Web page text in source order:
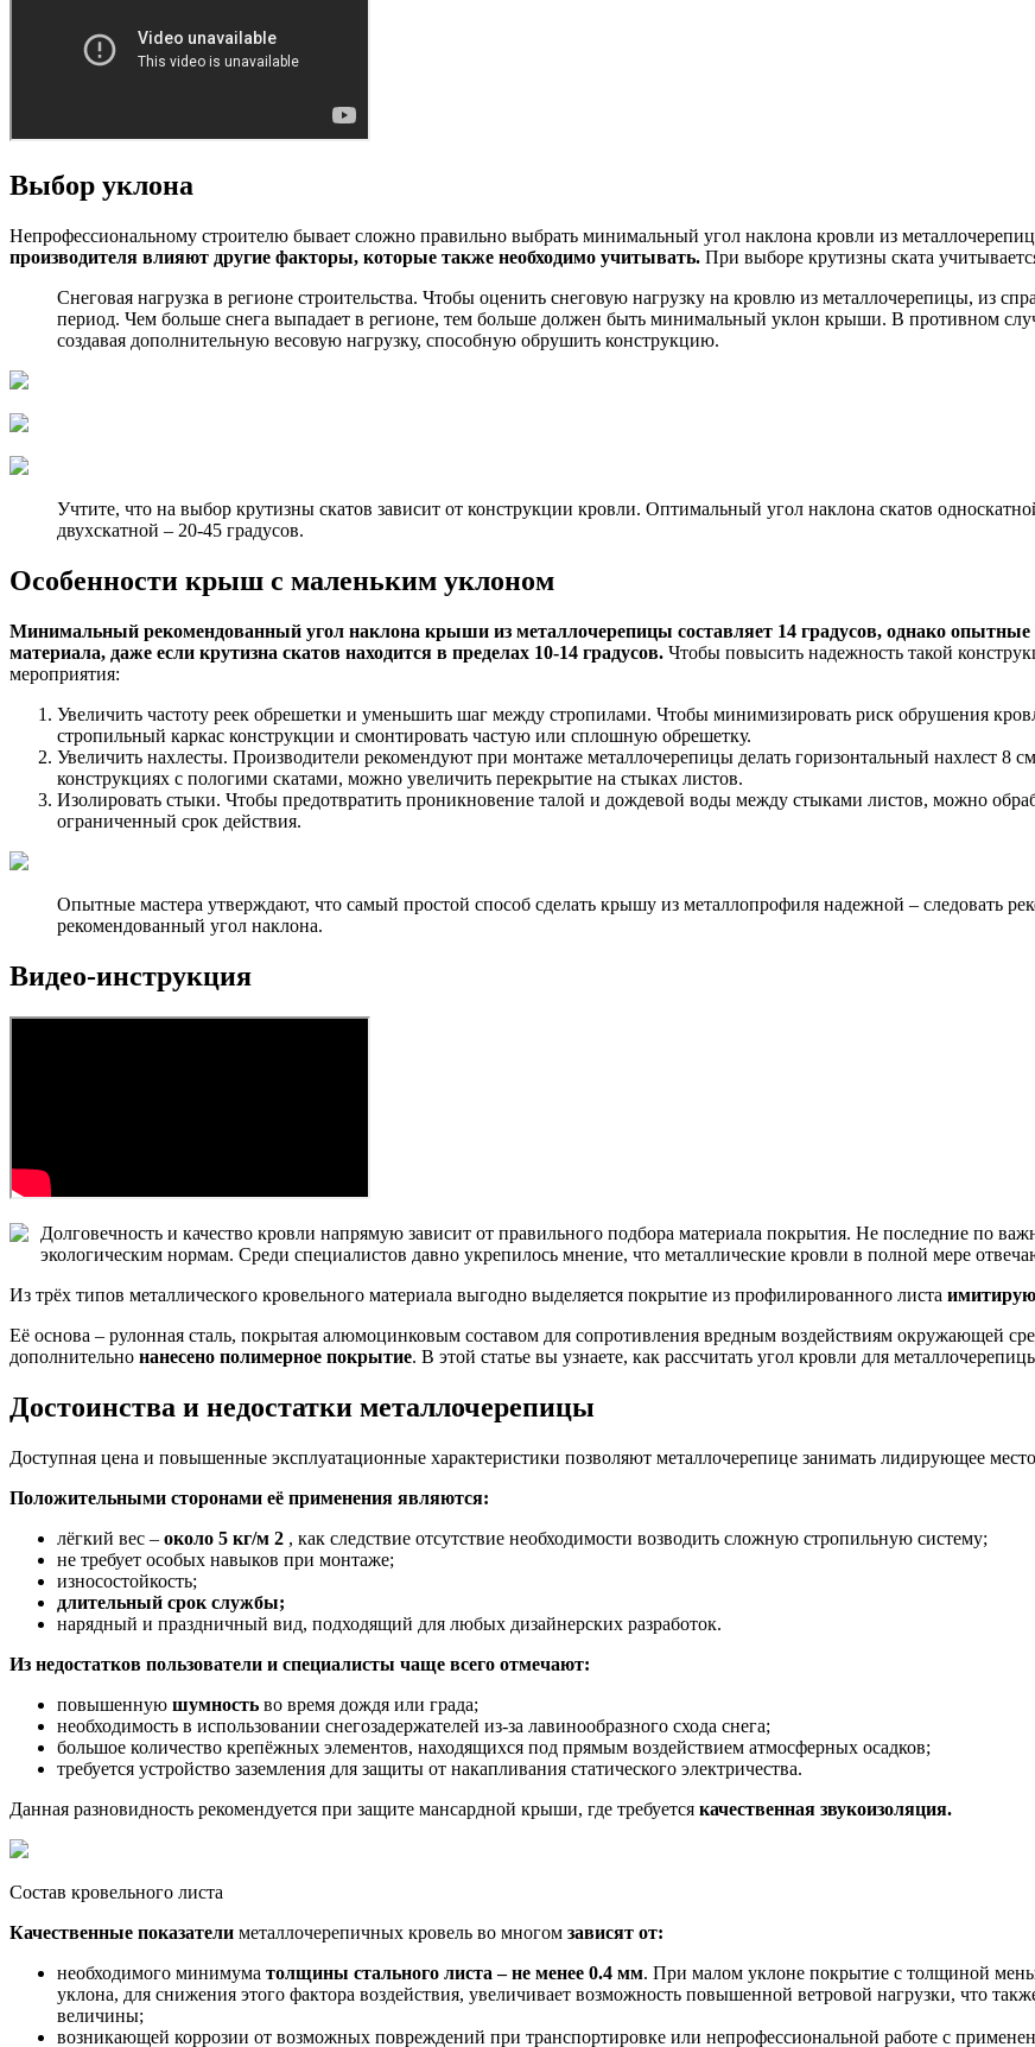
Выбор уклона
Непрофессиональному строителю бывает сложно правильно выбрать минимальный угол наклона кровли из
производителя влияют другие факторы, которые также необходимо учитывать. При выборе крутизны ската
Снеговая нагрузка в регионе строительства. Чтобы оценить снеговую нагрузку на кровлю из металлочерепицы, из
период. Чем больше снега выпадает в регионе, тем больше должен быть минимальный уклон крыши. В противном
создавая дополнительную весовую нагрузку, способную обрушить конструкцию.
Учтите, что на выбор крутизны скатов зависит от конструкции кровли. Оптимальный угол наклона скатов
двухскатной – 20-45 градусов.
Особенности крыш с маленьким уклоном
Минимальный рекомендованный угол наклона крыши из металлочерепицы составляет 14 градусов, однако опытные
материала, даже если крутизна скатов находится в пределах 10-14 градусов. Чтобы повысить надежность такой
мероприятия:
Увеличить частоту реек обрешетки и уменьшить шаг между стропилами. Чтобы минимизировать риск обрушения
стропильный каркас конструкции и смонтировать частую или сплошную обрешетку.
Увеличить нахлесты. Производители рекомендуют при монтаже металлочерепицы делать горизонтальный нахлест 8
конструкциях с пологими скатами, можно увеличить перекрытие на стыках листов.
Изолировать стыки. Чтобы предотвратить проникновение талой и дождевой воды между стыками листов, можно
ограниченный срок действия.
Опытные мастера утверждают, что самый простой способ сделать крышу из металлопрофиля надежной – следовать
рекомендованный угол наклона.
Видео-инструкция
Долговечность и качество кровли напрямую зависит от правильного подбора материала покрытия. Не последние по
экологическим нормам. Среди специалистов давно укрепилось мнение, что металлические кровли в полной мере
Из трёх типов металлического кровельного материала выгодно выделяется покрытие из профилированного листа
Её основа – рулонная сталь, покрытая алюмоцинковым составом для сопротивления вредным воздействиям окружающей
дополнительно нанесено полимерное покрытие. В этой статье вы узнаете, как рассчитать угол кровли для
Достоинства и недостатки металлочерепицы
Доступная цена и повышенные эксплуатационные характеристики позволяют металлочерепице занимать лидирующее
Положительными сторонами её применения являются:
лёгкий вес – около 5 кг/м 2 , как следствие отсутствие необходимости возводить сложную стропильную систему;
не требует особых навыков при монтаже;
износостойкость;
длительный срок службы;
нарядный и праздничный вид, подходящий для любых дизайнерских разработок.
Из недостатков пользователи и специалисты чаще всего отмечают:
повышенную шумность во время дождя или града;
необходимость в использовании снегозадержателей из-за лавинообразного схода снега;
большое количество крепёжных элементов, находящихся под прямым воздействием атмосферных осадков;
требуется устройство заземления для защиты от накапливания статического электричества.
Данная разновидность рекомендуется при защите мансардной крыши, где требуется качественная звукоизоляция.
Состав кровельного листа
Качественные показатели металлочерепичных кровель во многом зависят от:
необходимого минимума толщины стального листа – не менее 0.4 мм. При малом уклоне покрытие с толщиной
уклона, для снижения этого фактора воздействия, увеличивает возможность повышенной ветровой нагрузки, что
величины;
возникающей коррозии от возможных повреждений при транспортировке или непрофессиональной работе с